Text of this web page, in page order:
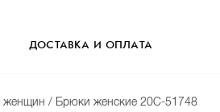
ДОСТАВКА И ОПЛАТА
женщин / Брюки женские 20С-51748